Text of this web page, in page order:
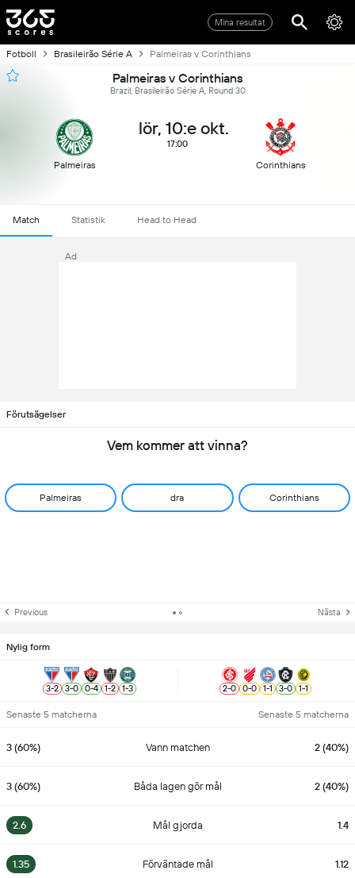
Mina resultat
Fotboll Brasileirão Série A Palmeiras v Corinthians
Palmeiras v Corinthians
Brazil, Brasileirão Série A, Round 30
Palmeiras
lör, 10:e okt.
17:00
Corinthians
Match Statistik Head to Head
Ad
Förutsägelser
Vem kommer att vinna?
Palmeiras dra Corinthians
Previous Nästa
Nylig form
3-2 3-0 0-4 1-2 1-3 2-0 0-0 1-1 3-0 1-1
Senaste 5 matcherna Senaste 5 matcherna
3 (60%) Vann matchen 2 (40%)
3 (60%) Båda lagen gör mål 2 (40%)
2.6 Mål gjorda 1.4
1.35 Förväntade mål 1.12